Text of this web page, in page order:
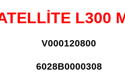
L300
V000120800
6028B0000308